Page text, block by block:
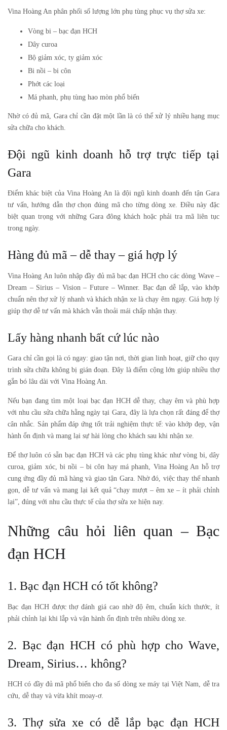
Vina Hoàng An phân phối số lượng lớn phụ tùng phục vụ thợ sửa xe:
Vòng bi – bạc đạn HCH
Dây curoa
Bộ giảm xóc, ty giảm xóc
Bi nồi – bi côn
Phớt các loại
Má phanh, phụ tùng hao mòn phổ biến
Nhờ có đủ mã, Gara chỉ cần đặt một lần là có thể xử lý nhiều hạng mục
sửa chữa cho khách.
Đội ngũ kinh doanh hỗ trợ trực tiếp tại
Gara
Điểm khác biệt của Vina Hoàng An là đội ngũ kinh doanh đến tận Gara
tư vấn, hướng dẫn thợ chọn đúng mã cho từng dòng xe. Điều này đặc
biệt quan trọng với những Gara đông khách hoặc phải tra mã liên tục
trong ngày.
Hàng đủ mã – dễ thay – giá hợp lý
Vina Hoàng An luôn nhập đầy đủ mã bạc đạn HCH cho các dòng Wave –
Dream – Sirius – Vision – Future – Winner. Bạc đạn dễ lắp, vào khớp
chuẩn nên thợ xử lý nhanh và khách nhận xe là chạy êm ngay. Giá hợp lý
giúp thợ dễ tư vấn mà khách vẫn thoải mái chấp nhận thay.
Lấy hàng nhanh bất cứ lúc nào
Gara chỉ cần gọi là có ngay: giao tận nơi, thời gian linh hoạt, giữ cho quy
trình sửa chữa không bị gián đoạn. Đây là điểm cộng lớn giúp nhiều thợ
gắn bó lâu dài với Vina Hoàng An.
Nếu bạn đang tìm một loại bạc đạn HCHdễ thay, chạy êm và phù hợp
với nhu cầu sửa chữa hằng ngày tại Gara, đây là lựa chọn rất đáng để thợ
cân nhắc. Sản phẩm đáp ứng tốt trải nghiệm thực tế: vào khớp đẹp, vận
hành ổn định và mang lại sự hài lòng cho khách sau khi nhận xe.
Để thợ luôn có sẵn bạc đạn HCH và các phụ tùng khác như vòng bi, dây
curoa, giảm xóc, bi nồi – bi côn hay má phanh, Vina Hoàng An hỗ trợ
cung ứng đầy đủ mã hàng và giao tận Gara. Nhờ đó, việc thay thế nhanh
gọn, dễ tư vấn và mang lại kết quả “chạy mượt – êm xe – ít phải chỉnh
lại”, đúng với nhu cầu thực tế của thợ sửa xe hiện nay.
Những câu hỏi liên quan – Bạc
đạn HCH
1. Bạc đạn HCH có tốt không?
Bạc đạn HCH được thợ đánh giá cao nhờ độ êm, chuẩn kích thước, ít
phải chỉnh lại khi lắp và vận hành ổn định trên nhiều dòng xe.
2. Bạc đạn HCH có phù hợp cho Wave,
Dream, Sirius… không?
HCH có đầy đủ mã phổ biến cho đa số dòng xe máy tại Việt Nam, dễ tra
cứu, dễ thay và vừa khít moay-ơ.
3. Thợ sửa xe có dễ lắp bạc đạn HCH